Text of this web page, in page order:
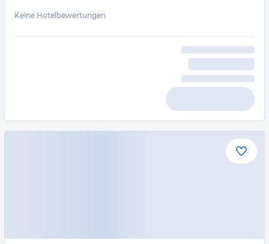
Keine Hotelbewertungen